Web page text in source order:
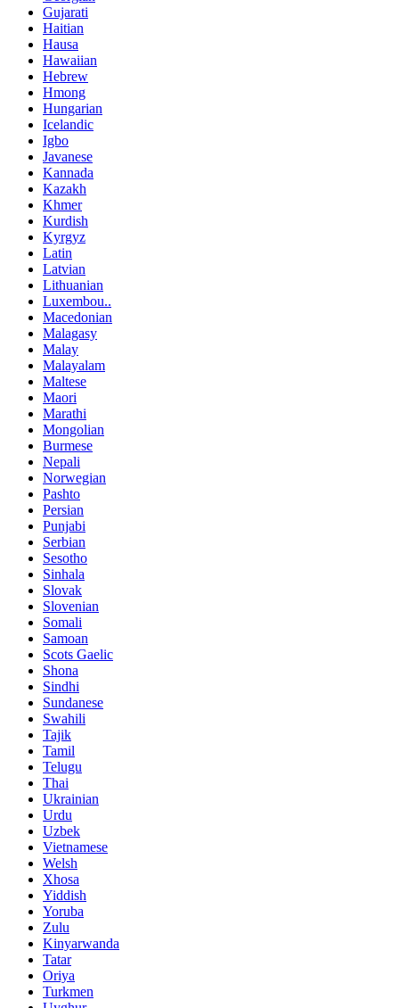
Gujarati
Haitian
Hausa
Hawaiian
Hebrew
Hmong
Hungarian
Icelandic
Igbo
Javanese
Kannada
Kazakh
Khmer
Kurdish
Kyrgyz
Latin
Latvian
Lithuanian
Luxembou..
Macedonian
Malagasy
Malay
Malayalam
Maltese
Maori
Marathi
Mongolian
Burmese
Nepali
Norwegian
Pashto
Persian
Punjabi
Serbian
Sesotho
Sinhala
Slovak
Slovenian
Somali
Samoan
Scots Gaelic
Shona
Sindhi
Sundanese
Swahili
Tajik
Tamil
Telugu
Thai
Ukrainian
Urdu
Uzbek
Vietnamese
Welsh
Xhosa
Yiddish
Yoruba
Zulu
Kinyarwanda
Tatar
Oriya
Turkmen